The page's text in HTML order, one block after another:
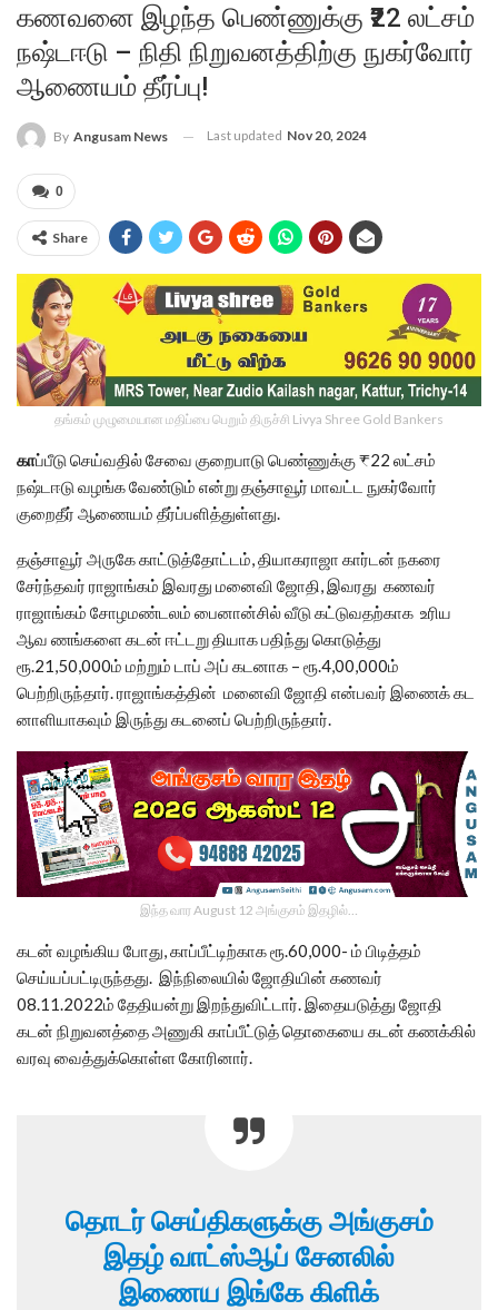
கணவனை இழந்த பெண்ணுக்கு ₹22 லட்சம்
நஷ்டஈடு – நிதி நிறுவனத்திற்கு நுகர்வோர்
ஆணையம் தீர்ப்பு!
By Angusam News Last updated Nov 20, 2024
0
Share
தங்கம் முழுமையான மதிப்பை பெறும் திருச்சி Livya Shree Gold Bankers
காப்பீடு செய்வதில் சேவை குறைபாடு பெண்ணுக்கு ₹22 லட்சம்
நஷ்டஈடு வழங்க வேண்டும் என்று தஞ்சாவூர் மாவட்ட நுகர்வோர்
குறைதீர் ஆணையம் தீர்ப்பளித்துள்ளது.
தஞ்சாவூர் அருகே காட்டுத்தோட்டம், தியாகராஜா கார்டன் நகரை
சேர்ந்தவர் ராஜாங்கம் இவரது மனைவி ஜோதி, இவரது கணவர்
ராஜாங்கம் சோழமண்டலம் பைனான்சில் வீடு கட்டுவதற்காக உரிய
ஆவ ணங்களை கடன் ஈட்டறு தியாக பதிந்து கொடுத்து
ரூ.21,50,000ம் மற்றும் டாப் அப் கடனாக – ரூ.4,00,000ம்
பெற்றிருந்தார். ராஜாங்கத்தின் மனைவி ஜோதி என்பவர் இணைக் கட
னாளியாகவும் இருந்து கடனைப் பெற்றிருந்தார்.
இந்த வார August 12 அங்குசம் இதழில்…
கடன் வழங்கிய போது, காப்பீட்டிற்காக ரூ.60,000- ம் பிடித்தம்
செய்யப்பட்டிருந்தது. இந்நிலையில் ஜோதியின் கணவர்
08.11.2022ம் தேதியன்று இறந்துவிட்டார். இதையடுத்து ஜோதி
கடன் நிறுவனத்தை அணுகி காப்பீட்டுத் தொகையை கடன் கணக்கில்
வரவு வைத்துக்கொள்ள கோரினார்.
தொடர் செய்திகளுக்கு அங்குசம்
இதழ் வாட்ஸ்ஆப் சேனலில்
இணைய இங்கே கிளிக்